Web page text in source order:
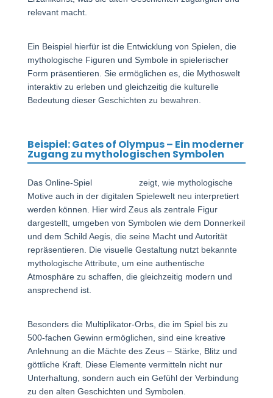
relevant macht.
Ein Beispiel hierfür ist die Entwicklung von Spielen, die
mythologische Figuren und Symbole in spielerischer
Form präsentieren. Sie ermöglichen es, die Mythoswelt
interaktiv zu erleben und gleichzeitig die kulturelle
Bedeutung dieser Geschichten zu bewahren.
Beispiel: Gates of Olympus – Ein moderner
Zugang zu mythologischen Symbolen
Das Online-Spiel
zeigt, wie mythologische
Motive auch in der digitalen Spielewelt neu interpretiert
werden können. Hier wird Zeus als zentrale Figur
dargestellt, umgeben von Symbolen wie dem Donnerkeil
und dem Schild Aegis, die seine Macht und Autorität
repräsentieren. Die visuelle Gestaltung nutzt bekannte
mythologische Attribute, um eine authentische
Atmosphäre zu schaffen, die gleichzeitig modern und
ansprechend ist.
Besonders die Multiplikator-Orbs, die im Spiel bis zu
500-fachen Gewinn ermöglichen, sind eine kreative
Anlehnung an die Mächte des Zeus – Stärke, Blitz und
göttliche Kraft. Diese Elemente vermitteln nicht nur
Unterhaltung, sondern auch ein Gefühl der Verbindung
zu den alten Geschichten und Symbolen.